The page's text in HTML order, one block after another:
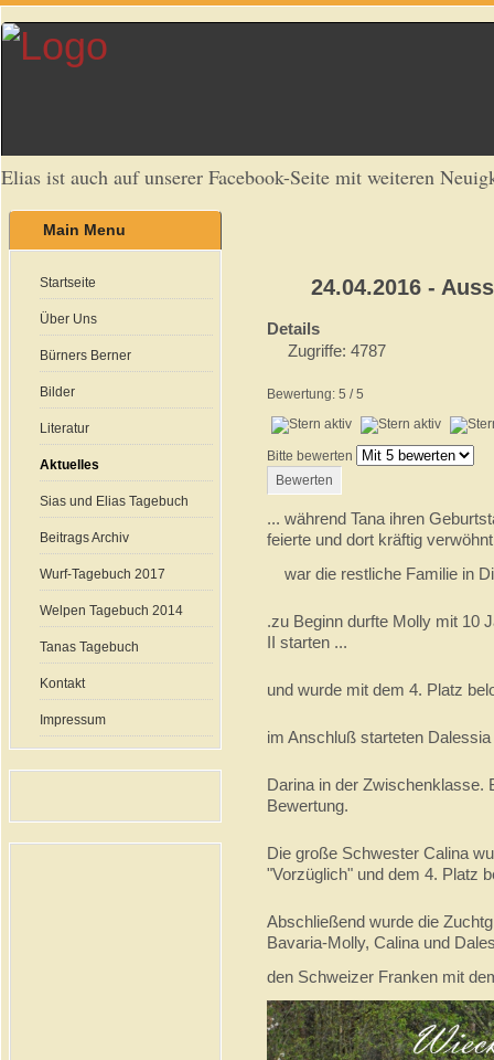
Elias ist auch auf unserer Facebook-Seite mit weiteren
Main Menu
Startseite
Über Uns
Bürners Berner
Bilder
Literatur
Aktuelles
Sias und Elias Tagebuch
Beitrags Archiv
Wurf-Tagebuch 2017
Welpen Tagebuch 2014
Tanas Tagebuch
Kontakt
Impressum
24.04.2016 -
Details
Zugriffe: 4787
Bewertung: 5 /5
Bitte bewerten
... während Tana ihren
feierte und dort kräftig
war die restliche Familie in
.zu Beginn durfte Molly mit 10
II starten ...
und wurde mit dem 4. Platz
im Anschluß starteten Dalessia
Darina in der Zwischenklasse.
Bewertung.
Die große Schwester Calina
"Vorzüglich" und dem 4. Platz
Abschließend wurde die
Bavaria-Molly, Calina und
den Schweizer Franken mit